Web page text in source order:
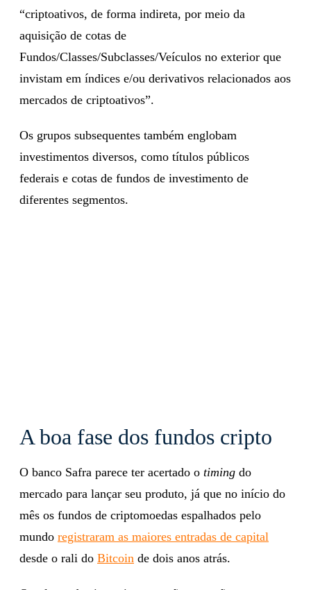
“criptoativos, de forma indireta, por meio da
aquisição de cotas de
Fundos/Classes/Subclasses/Veículos no exterior que
invistam em índices e/ou derivativos relacionados aos
mercados de criptoativos”.
Os grupos subsequentes também englobam
investimentos diversos, como títulos públicos
federais e cotas de fundos de investimento de
diferentes segmentos.
A boa fase dos fundos cripto
O banco Safra parece ter acertado o timing do
mercado para lançar seu produto, já que no início do
mês os fundos de criptomoedas espalhados pelo
mundo registraram as maiores entradas de capital
desde o rali do Bitcoin de dois anos atrás.